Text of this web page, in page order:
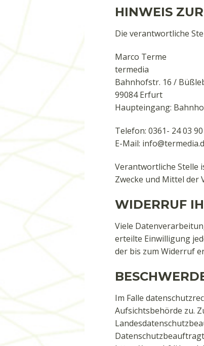
HINWEIS
Die verantwortliche
Marco Terme
termedia
Bahnhofstr. 16 /
99084 Erfurt
Haupteingang:
Telefon: 0361- 24 03
E-Mail:
Verantwortliche Stelle
Zwecke und Mittel der
WIDERRUF
Viele
erteilte Einwilligung
der bis zum Widerruf
Im Falle
Aufsichtsbehörde zu.